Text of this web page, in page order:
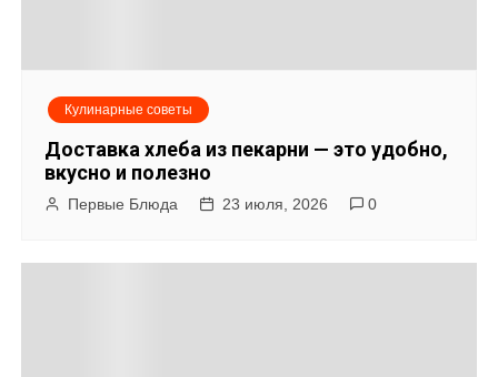
Кулинарные советы
Доставка хлеба из пекарни — это удобно,
вкусно и полезно
Первые Блюда 23 июля, 2026 0